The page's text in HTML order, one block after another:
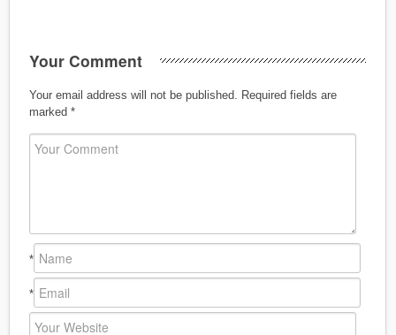
Your Comment
Your email address will not be published.
Required fields are
marked *
*
*